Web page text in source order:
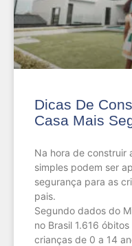
Dicas De
Casa Mais
Na hora de construir
simples podem ser
segurança para as
pais.
Segundo dados do
no Brasil 1.616
crianças de 0 a 14